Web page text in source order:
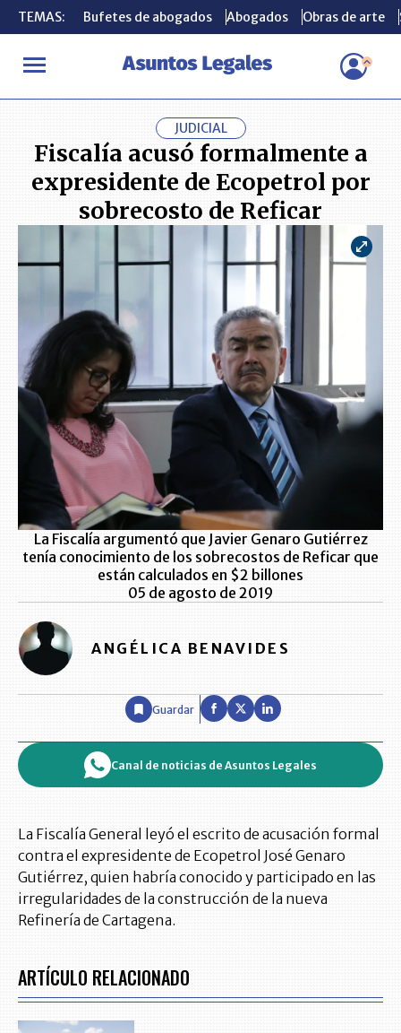
TEMAS: Bufetes de abogados Abogados Obras de arte
INICIO ACTUALIDAD Fiscalía acusó formalmente a
TEMAS: Bufetes de abogados Abogados Obras de arte
JUDICIAL
Fiscalía acusó formalmente a
expresidente de Ecopetrol por
sobrecosto de Reficar
La Fiscalía argumentó que Javier Genaro Gutiérrez
tenía conocimiento de los sobrecostos de Reficar que
están calculados en $2 billones
05 de agosto de 2019
ANGÉLICA BENAVIDES
Guardar
Canal de noticias de Asuntos Legales
La Fiscalía General leyó el escrito de acusación formal
contra el expresidente de Ecopetrol José Genaro
Gutiérrez, quien habría conocido y participado en las
irregularidades de la construcción de la nueva
Refinería de Cartagena.
ARTÍCULO RELACIONADO